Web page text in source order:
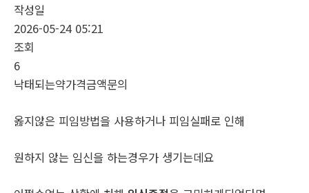
작성일
2026-05-24 05:21
조회
6
낙태되는약가격금액문의
옳지않은 피임방법을 사용하거나 피임실패로 인해
원하지 않는 임신을 하는경우가 생기는데요